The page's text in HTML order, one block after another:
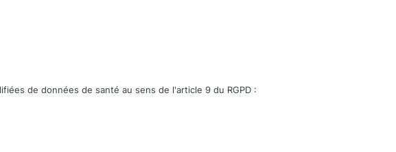
de données de santé au sens de l'article 9 du RGPD :